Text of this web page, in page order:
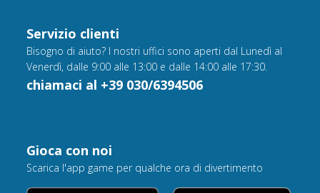
Servizio clienti
Bisogno di aiuto? I nostri uffici sono aperti dal Lunedì al
Venerdì, dalle 9:00 alle 13:00 e dalle 14:00 alle 17:30.
chiamaci al +39 030/6394506
Gioca con noi
Scarica l'app game per qualche ora di divertimento